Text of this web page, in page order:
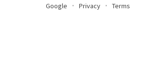
Google Privacy Terms